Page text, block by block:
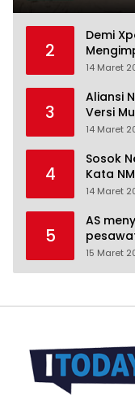
2
Demi
14 Maret
3
Aliansi
Versi
14 Maret
4
Sosok
Kata
14 Maret
5
AS
15 Maret